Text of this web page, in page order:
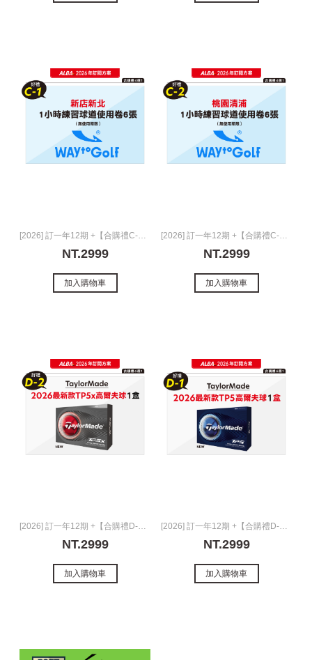
[2026] 訂一年12期 +【合購禮C-1】
NT.2999
加入購物車
[2026] 訂一年12期 +【合購禮C-2】
NT.2999
加入購物車
[2026] 訂一年12期 +【合購禮D-2】
NT.2999
加入購物車
[2026] 訂一年12期 +【合購禮D-1】
NT.2999
加入購物車